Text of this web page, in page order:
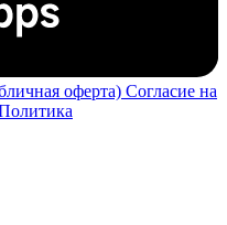
оферта) Согласие на